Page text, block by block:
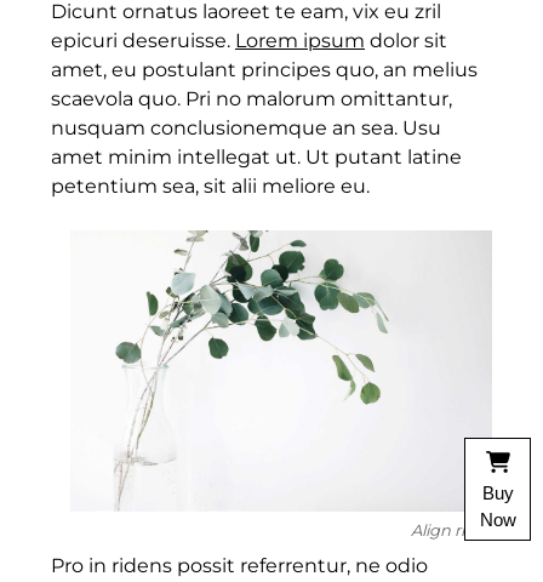
Dicunt ornatus laoreet te eam, vix eu zril
epicuri deseruisse. Lorem ipsum dolor sit
amet, eu postulant principes quo, an melius
scaevola quo. Pri no malorum omittantur,
nusquam conclusionemque an sea. Usu
amet minim intellegat ut. Ut putant latine
petentium sea, sit alii meliore eu.
Align right
Pro in ridens possit referrentur, ne odio
Buy
Now